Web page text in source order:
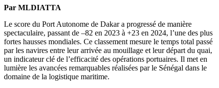
Par MLDIATTA
Le score du Port Autonome de Dakar a progressé de manière
spectaculaire, passant de –82 en 2023 à +23 en 2024, l’une des plus
fortes hausses mondiales. Ce classement mesure le temps total passé
par les navires entre leur arrivée au mouillage et leur départ du quai,
un indicateur clé de l’efficacité des opérations portuaires. Il met en
lumière les avancées remarquables réalisées par le Sénégal dans le
domaine de la logistique maritime.